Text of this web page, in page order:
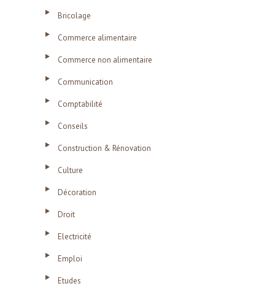
Bricolage
Commerce alimentaire
Commerce non alimentaire
Communication
Comptabilité
Conseils
Construction & Rénovation
Culture
Décoration
Droit
Electricité
Emploi
Etudes